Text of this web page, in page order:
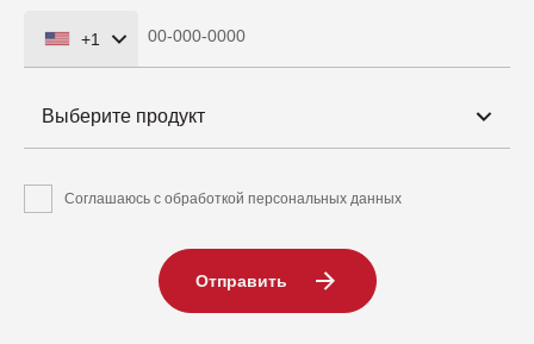
United
+1
+1
Выберите продукт
Соглашаюсь с обработкой персональных данных
Отправить